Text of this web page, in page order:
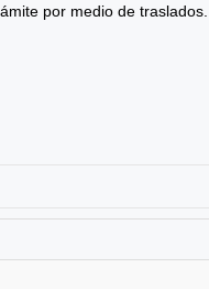
por medio de traslados.